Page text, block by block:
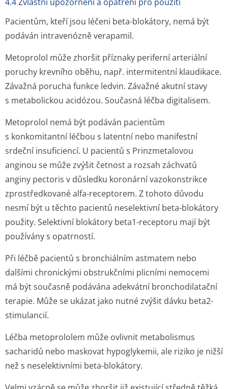
Pacientům, kteří jsou léčeni beta-blokátory, nemá být
podáván intravenózně verapamil.
Metoprolol může zhoršit příznaky periferní arteriální
poruchy krevního oběhu, např. intermitentní klaudikace.
Závažná porucha funkce ledvin. Závažné akutní stavy
s metabolickou acidózou. Současná léčba digitalisem.
Metoprolol nemá být podáván pacientům
s konkomitantní léčbou s latentní nebo manifestní
srdeční insuficiencí. U pacientů s Prinzmetalovou
anginou se může zvýšit četnost a rozsah záchvatů
anginy pectoris v důsledku koronární vazokonstrikce
zprostředkované alfa-receptorem. Z tohoto důvodu
nesmí být u těchto pacientů neselektivní beta-blokátory
použity. Selektivní blokátory beta1-receptoru mají být
používány s opatrností.
Při léčbě pacientů s bronchiálním astmatem nebo
dalšími chronickými obstrukčními plicními nemocemi
má být současně podávána adekvátní bronchodilatační
terapie. Může se ukázat jako nutné zvýšit dávku beta2-
stimulancií.
Léčba metoprololem může ovlivnit metabolismus
sacharidů nebo maskovat hypoglykemii, ale riziko je nižší
než s neselektivními beta-blokátory.